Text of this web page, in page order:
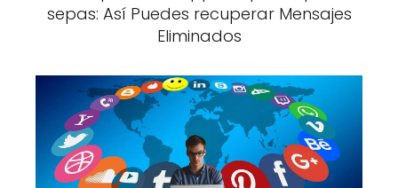
sepas: Así Puedes recuperar Mensajes
Eliminados